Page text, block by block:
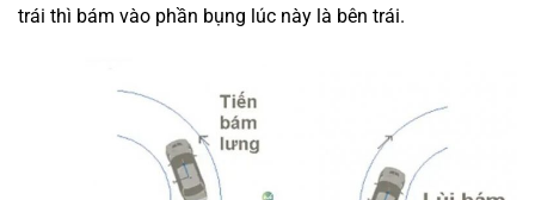
trái thì bám vào phần bụng lúc này là bên trái.